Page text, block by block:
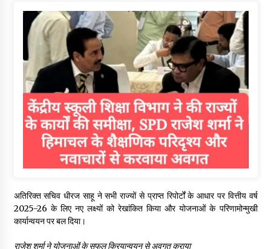
अतिरिक्त सचिव धीरज साहू ने सभी राज्यों से प्राप्त रिपोर्टों के आधार पर वित्तीय वर्ष
2025-26 के लिए नए लक्ष्यों को रेखांकित किया और योजनाओं के परिणामोन्मुखी
कार्यान्वयन पर बल दिया।
राजेश शर्मा ने योजनाओं के सफल क्रियान्वयन से अवगत कराया